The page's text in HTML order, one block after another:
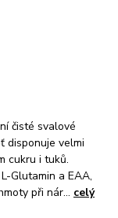
čisté svalové
disponuje velmi
cukru i tuků.
Glutamin a EAA,
při nár... celý